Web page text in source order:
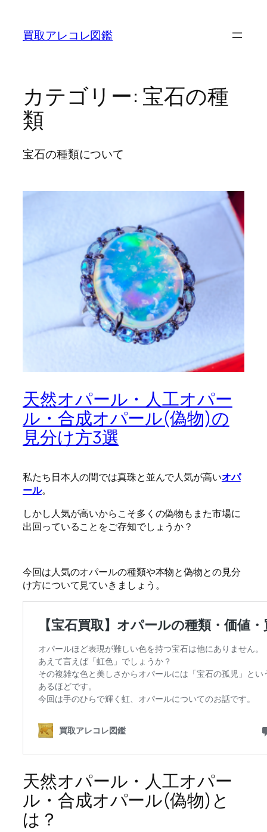
買取アレコレ図鑑
カテゴリー: 宝石の種
類
宝石の種類について
天然オパール・人工オパー
ル・合成オパール(偽物)の
見分け方3選
私たち日本人の間では真珠と並んで人気が高いオパ
ール。
しかし人気が高いからこそ多くの偽物もまた市場に
出回っていることをご存知でしょうか？
今回は人気のオパールの種類や本物と偽物との見分
け方について見ていきましょう。
天然オパール・人工オパー
ル・合成オパール(偽物)と
は？